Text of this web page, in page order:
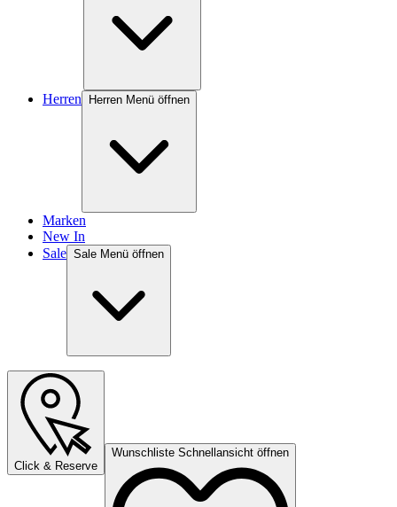
Herren Herren Menü öffnen
Marken
New In
Sale Sale Menü öffnen
Click & Reserve
Wunschliste Schnellansicht öffnen